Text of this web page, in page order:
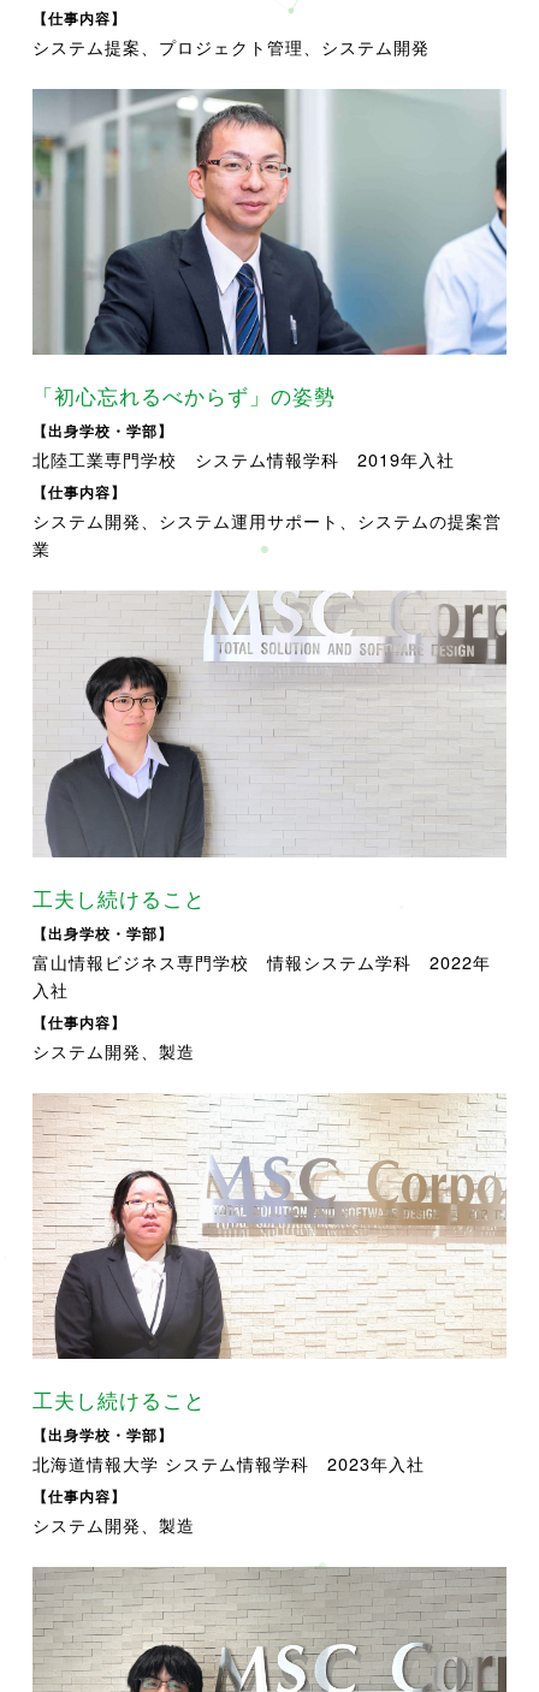
【仕事内容】
システム提案、プロジェクト管理、システム開発
「初心忘れるべからず」の姿勢
【出身学校・学部】
北陸工業専門学校 システム情報学科 2019年入社
【仕事内容】
システム開発、システム運用サポート、システムの提案営
業
工夫し続けること
【出身学校・学部】
富山情報ビジネス専門学校 情報システム学科 2022年
入社
【仕事内容】
システム開発、製造
工夫し続けること
【出身学校・学部】
北海道情報大学 システム情報学科 2023年入社
【仕事内容】
システム開発、製造